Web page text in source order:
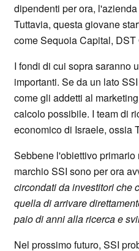
dipendenti per ora,
Tuttavia, questa giovane
come Sequoia Capital, DST
I fondi di cui sopra saranno
importanti. Se da un lato
come gli addetti al
calcolo possibile. I team di
economico di Israele, ossia
Sebbene l'obiettivo
marchio SSI sono per ora
circondati da investitori che
quella di arrivare
paio di anni alla ricerca e
Nel prossimo futuro, SSI